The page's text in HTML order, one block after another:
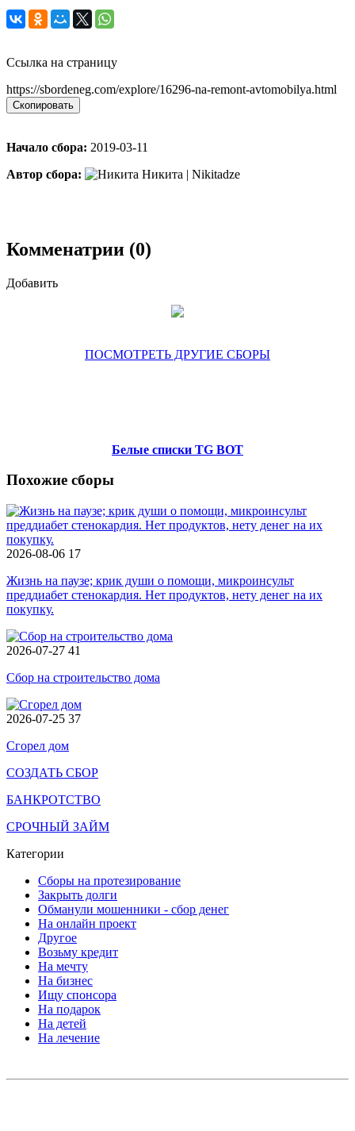
Ссылка на страницу
https://sbordeneg.com/explore/16296-na-remont-avtomobilya.html
Скопировать
Начало сбора: 2019-03-11
Автор сбора:
Никита | Nikitadze
Комменатрии (0)
Добавить
ПОСМОТРЕТЬ ДРУГИЕ СБОРЫ
Белые списки TG BOT
Похожие сборы
2026-08-06 17
Жизнь на паузе; крик души о помощи, микроинсульт
преддиабет стенокардия. Нет продуктов, нету денег на их
покупку.
2026-07-27 41
Сбор на строительство дома
2026-07-25 37
Сгорел дом
СОЗДАТЬ СБОР
БАНКРОТСТВО
СРОЧНЫЙ ЗАЙМ
Категории
Сборы на протезирование
Закрыть долги
Обманули мошенники - сбор денег
На онлайн проект
Другое
Возьму кредит
На мечту
На бизнес
Ищу спонсора
На подарок
На детей
На лечение